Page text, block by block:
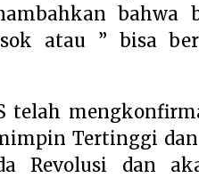
bahwa
atau ” bisa
telah
Tertinggi
Revolusi dan